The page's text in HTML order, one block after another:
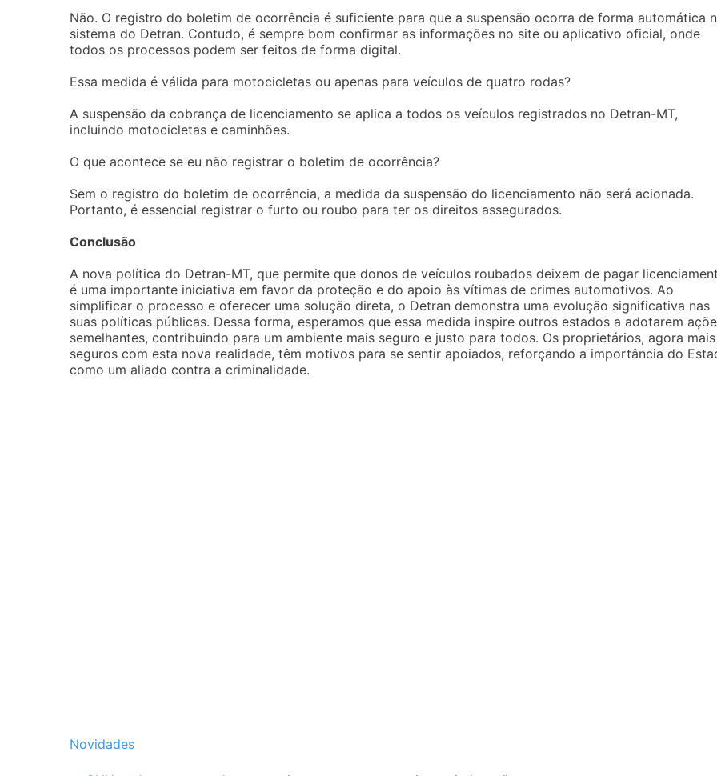
Não. O registro do boletim de ocorrência é suficiente para que a suspensão ocorra de forma automática
sistema do Detran. Contudo, é sempre bom confirmar as informações no site ou aplicativo oficial, onde
todos os processos podem ser feitos de forma digital.
Essa medida é válida para motocicletas ou apenas para veículos de quatro rodas?
A suspensão da cobrança de licenciamento se aplica a todos os veículos registrados no Detran-MT,
incluindo motocicletas e caminhões.
O que acontece se eu não registrar o boletim de ocorrência?
Sem o registro do boletim de ocorrência, a medida da suspensão do licenciamento não será acionada.
Portanto, é essencial registrar o furto ou roubo para ter os direitos assegurados.
Conclusão
A nova política do Detran-MT, que permite que donos de veículos roubados deixem de pagar
é uma importante iniciativa em favor da proteção e do apoio às vítimas de crimes automotivos. Ao
simplificar o processo e oferecer uma solução direta, o Detran demonstra uma evolução significativa nas
suas políticas públicas. Dessa forma, esperamos que essa medida inspire outros estados a adotarem
semelhantes, contribuindo para um ambiente mais seguro e justo para todos. Os proprietários, agora mais
seguros com esta nova realidade, têm motivos para se sentir apoiados, reforçando a importância do
como um aliado contra a criminalidade.
Novidades